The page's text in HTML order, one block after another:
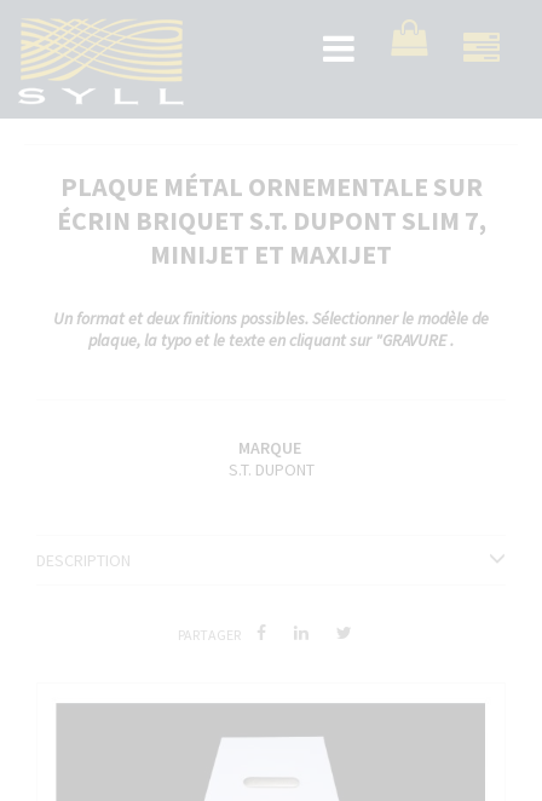
contenu
principal
Toggle
navigation
PLAQUE MÉTAL ORNEMENTALE SUR
ÉCRIN BRIQUET S.T. DUPONT SLIM 7,
MINIJET ET MAXIJET
Un format et deux finitions possibles. Sélectionner le modèle de
plaque, la typo et le texte en cliquant sur "GRAVURE .
MARQUE
S.T. DUPONT
DESCRIPTION
PARTAGER